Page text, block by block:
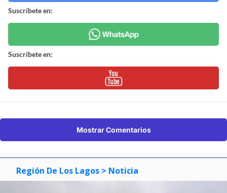
Suscríbete en:
Suscríbete en:
Mostrar Comentarios
Región De Los Lagos > Noticia